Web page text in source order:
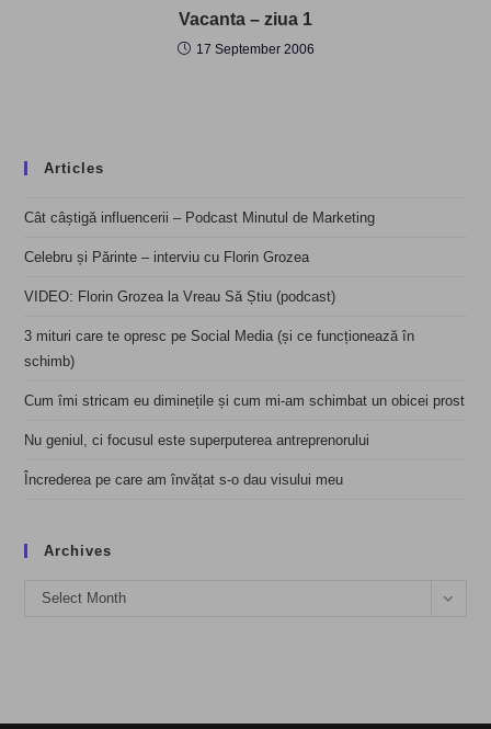
Vacanta – ziua 1
17 September 2006
Articles
Cât câștigă influencerii – Podcast Minutul de Marketing
Celebru și Părinte – interviu cu Florin Grozea
VIDEO: Florin Grozea la Vreau Să Știu (podcast)
3 mituri care te opresc pe Social Media (și ce funcționează în
schimb)
Cum îmi stricam eu diminețile și cum mi-am schimbat un obicei prost
Nu geniul, ci focusul este superputerea antreprenorului
Încrederea pe care am învățat s-o dau visului meu
Archives
Archives
Select Month